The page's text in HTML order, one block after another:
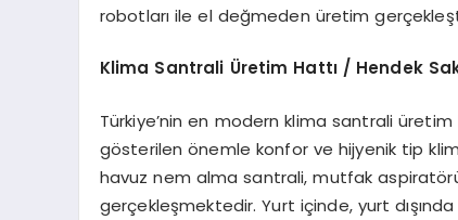
robotları ile el değmeden üretim
Klima Santrali Üretim Hattı / Hendek
Türkiye’nin en modern klima santrali
gösterilen önemle konfor ve hijyenik tip
havuz nem alma santrali, mutfak aspiratörü,
gerçekleşmektedir. Yurt içinde, yurt